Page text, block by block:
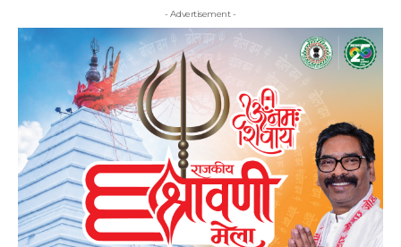
- Advertisement -